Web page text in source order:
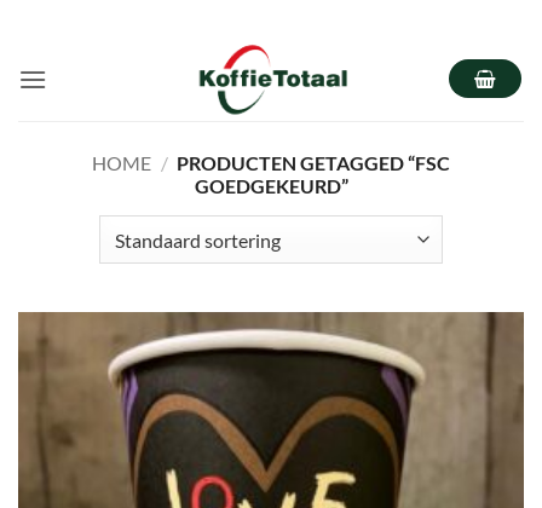
inhoud
HOME / PRODUCTEN GETAGGED “FSC
GOEDGEKEURD”